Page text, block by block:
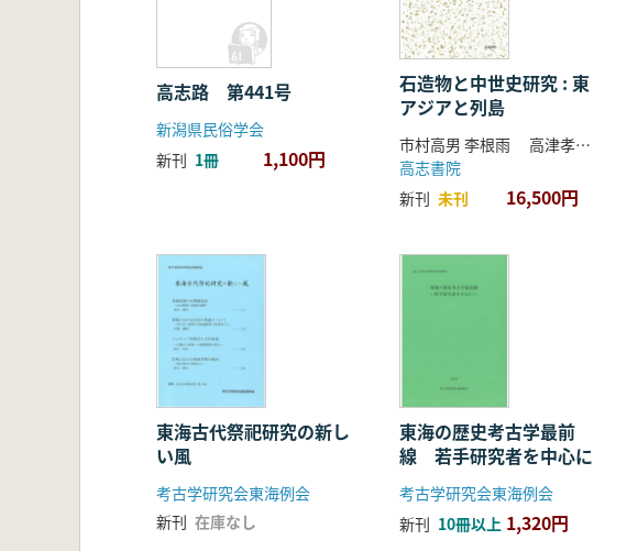
高志路 第441号
新潟県民俗学会
新刊 1冊 1,100円
石造物と中世史研究 : 東
アジアと列島
市村高男 李根雨 高津孝 劉恒武 編
高志書院
新刊 未刊 16,500円
東海古代祭祀研究の新し
い風
考古学研究会東海例会
新刊 在庫なし
東海の歴史考古学最前
線 若手研究者を中心に
考古学研究会東海例会
新刊 10冊以上 1,320円